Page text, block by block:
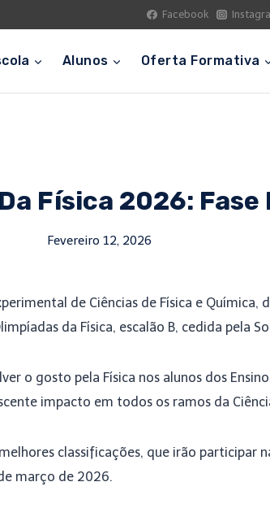
Facebook
Alunos Oferta Formativa
Física 2026: Fase
Fevereiro 12, 2026
de Ciências de Física e Química,
da Física, escalão B, cedida pela
o gosto pela Física nos alunos dos
impacto em todos os ramos da
classificações, que irão participar
março de 2026.